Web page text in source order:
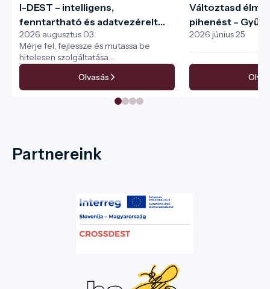
I-DEST – intelligens,
fenntartható és adatvezérelt
turisztikai menedzsment a teljes
turisztikai ökoszisztéma
számára
2026 augusztus 03
Mérje fel, fejlessze és mutassa be
hitelesen szolgáltatása
fenntarthatóságát
Olvasás
Változtasd
pihenést –
pecséteket az I-
2026 június 25
Partnereink